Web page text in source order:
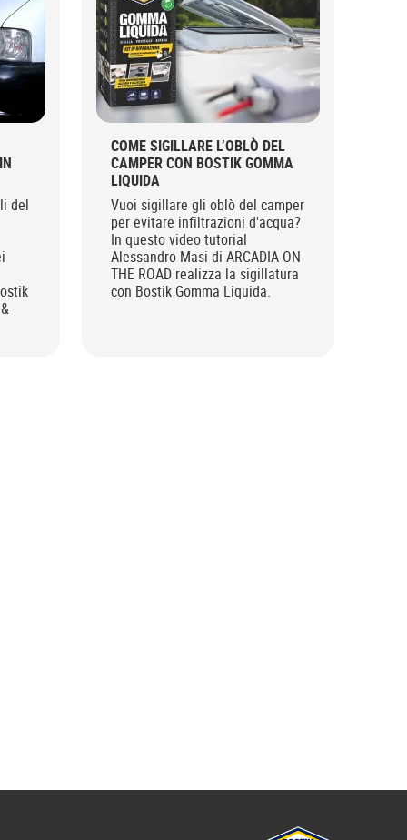
del
COME SIGILLARE L’OBLÒ DEL
CAMPER CON BOSTIK GOMMA
LIQUIDA
Vuoi sigillare gli oblò del camper
per evitare infiltrazioni d'acqua?
In questo video tutorial
Alessandro Masi di ARCADIA ON
THE ROAD realizza la sigillatura
con Bostik Gomma Liquida.